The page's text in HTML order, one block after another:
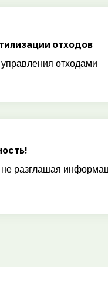
отходов
отходами
разглашая